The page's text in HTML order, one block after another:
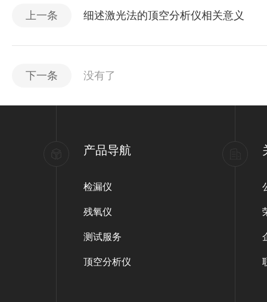
上一条 细述激光法的顶空分析仪相关意义
下一条 没有了
产品导航
检漏仪
残氧仪
测试服务
顶空分析仪